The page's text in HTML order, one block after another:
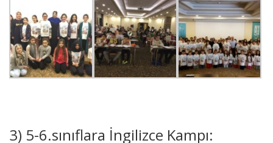
3) 5-6.sınıflara İngilizce Kampı: